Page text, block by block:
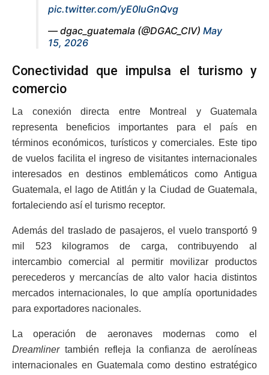
pic.twitter.com/yE0IuGnQvg
— dgac_guatemala (@DGAC_CIV) May
15, 2026
Conectividad que impulsa el turismo y
comercio
La conexión directa entre Montreal y Guatemala
representa beneficios importantes para el país en
términos económicos, turísticos y comerciales. Este tipo
de vuelos facilita el ingreso de visitantes internacionales
interesados en destinos emblemáticos como Antigua
Guatemala, el lago de Atitlán y la Ciudad de Guatemala,
fortaleciendo así el turismo receptor.
Además del traslado de pasajeros, el vuelo transportó 9
mil 523 kilogramos de carga, contribuyendo al
intercambio comercial al permitir movilizar productos
perecederos y mercancías de alto valor hacia distintos
mercados internacionales, lo que amplía oportunidades
para exportadores nacionales.
La operación de aeronaves modernas como el
Dreamlinertambién refleja la confianza de aerolíneas
internacionales en Guatemala como destino estratégico